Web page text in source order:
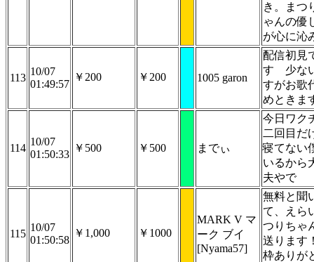
き。まつ
ゃんの優
が心に沁
113
10/07
01:49:57
￥200 ￥200 1005 garon
配信初見
す 少な
すがお歌
めときま
114
10/07
01:50:33
￥500 ￥500 までぃ
今日ワク
二回目だ
寝てない
いるから
夫やで
115
10/07
01:50:58
￥1,000 ￥1000
MARK V マ
ーク ブイ
[Nyama57]
無料と聞
て、えら
つりちゃ
送ります
枠ありが